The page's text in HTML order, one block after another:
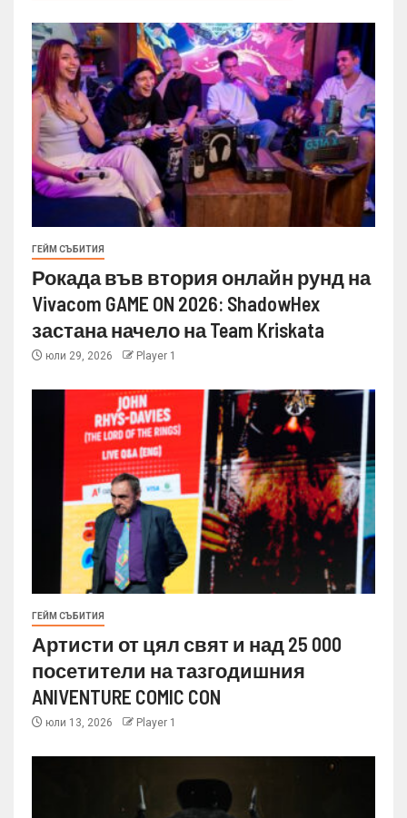
ГЕЙМ СЪБИТИЯ
Рокада във втория онлайн рунд на
Vivacom GAME ON 2026: ShadowHex
застана начело на Team Kriskata
юли 29, 2026 Player 1
ГЕЙМ СЪБИТИЯ
Артисти от цял свят и над 25 000
посетители на тазгодишния
ANIVENTURE COMIC CON
юли 13, 2026 Player 1